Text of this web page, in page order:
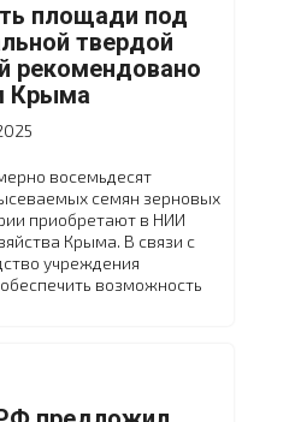
площади под
твердой
рекомендовано
Крыма
восемьдесят
семян зерновых
приобретают в НИИ
Крыма. В связи с
учреждения
возможность
утвердить данное
расширенный